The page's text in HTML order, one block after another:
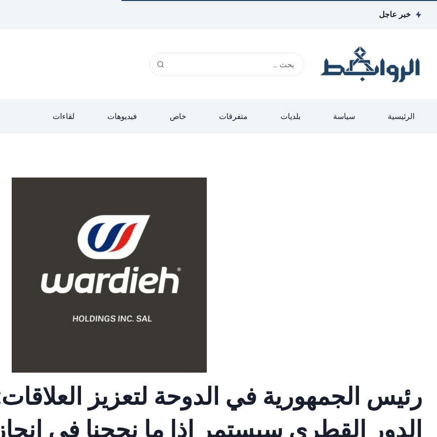
خبر عاجل
الرئيسية سياسة بلديات متفرقات خاص فيديوهات لقاءات
رئيس الجمهورية في الدوحة لتعزيز
الدور القطري سيستمر اذا ما نجحنا في